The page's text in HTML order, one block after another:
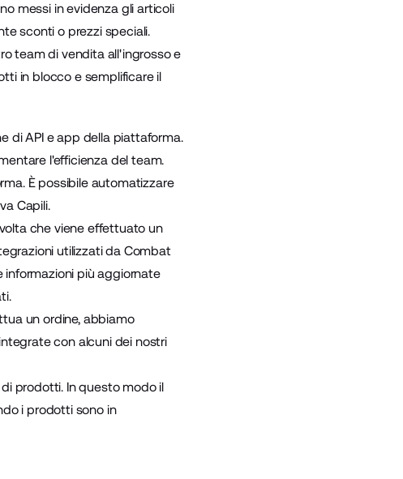
messi in evidenza gli articoli
sconti o prezzi speciali.
team di vendita all'ingrosso e
in blocco e semplificare il
di API e app della piattaforma.
l'efficienza del team.
È possibile automatizzare
Capili.
che viene effettuato un
utilizzati da Combat
più aggiornate
un ordine, abbiamo
con alcuni dei nostri
prodotti. In questo modo il
i prodotti sono in